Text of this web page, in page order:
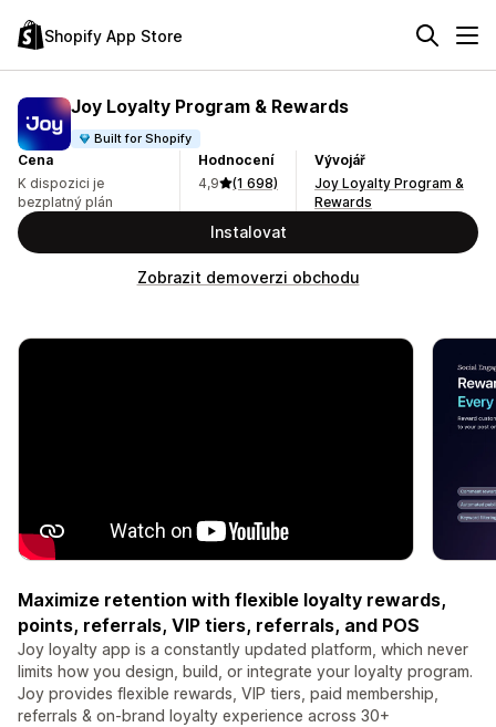
Shopify App Store
Joy Loyalty Program & Rewards
Built for Shopify
Cena
K dispozici je
bezplatný plán
Hodnocení
4,9
(1 698)
Vývojář
Joy Loyalty Program &
Rewards
Instalovat
Zobrazit demoverzi obchodu
Maximize retention with flexible loyalty rewards,
points, referrals, VIP tiers, referrals, and POS
Joy loyalty app is a constantly updated platform, which never
limits how you design, build, or integrate your loyalty program.
Joy provides flexible rewards, VIP tiers, paid membership,
referrals & on-brand loyalty experience across 30+